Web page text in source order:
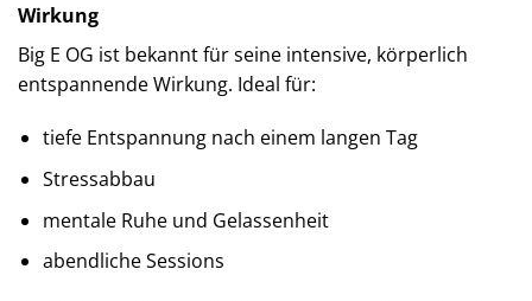
Wirkung
Big E OG ist bekannt für seine intensive, körperlich
entspannende Wirkung. Ideal für:
tiefe Entspannung nach einem langen Tag
Stressabbau
mentale Ruhe und Gelassenheit
abendliche Sessions